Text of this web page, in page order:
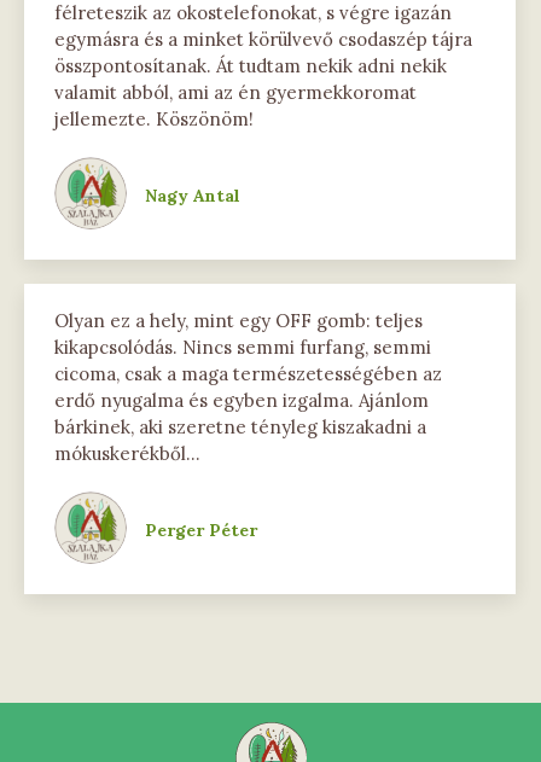
félreteszik az okostelefonokat, s végre igazán
egymásra és a minket körülvevő csodaszép tájra
összpontosítanak. Át tudtam nekik adni nekik
valamit abból, ami az én gyermekkoromat
jellemezte. Köszönöm!
Nagy Antal
Olyan ez a hely, mint egy OFF gomb: teljes
kikapcsolódás. Nincs semmi furfang, semmi
cicoma, csak a maga természetességében az
erdő nyugalma és egyben izgalma. Ajánlom
bárkinek, aki szeretne tényleg kiszakadni a
mókuskerékből…
Perger Péter